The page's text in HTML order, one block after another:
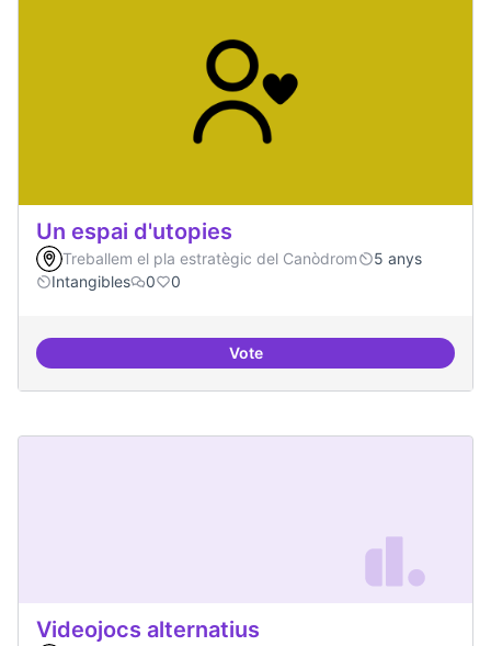
Un espai d'utopies
Treballem el pla estratègic del Canòdrom
5 anys
Intangibles
0 0
VoteUn espai d'utopies
Videojocs alternatius